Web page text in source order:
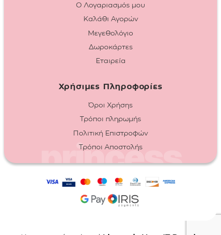
Ο Λογαριασμός μου
Καλάθι Αγορών
Μεγεθολόγιο
Δωροκάρτες
Εταιρεία
Χρήσιμες Πληροφορίες
Όροι Χρήσης
Τρόποι πληρωμής
Πολιτική Επιστροφών
Τρόποι Αποστολής